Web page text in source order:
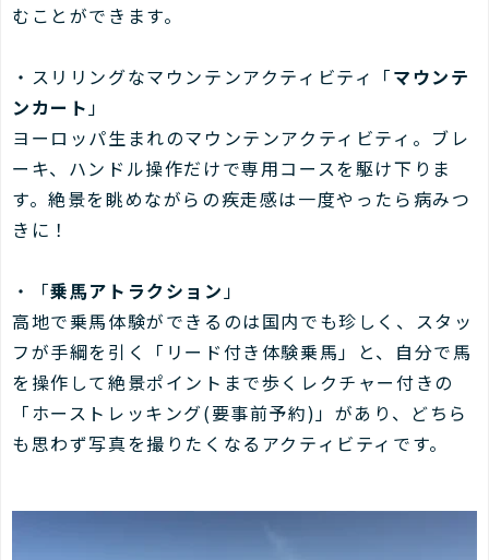
むことができます。
・スリリングなマウンテンアクティビティ「マウンテ
ンカート 」
ヨーロッパ生まれのマウンテンアクティビティ。ブレ
ーキ、ハンドル操作だけで専用コースを駆け下りま
す。絶景を眺めながらの疾走感は一度やったら病みつ
きに！
・「乗馬アトラクション 」
高地で乗馬体験ができるのは国内でも珍しく、スタッ
フが手綱を引く「リード付き体験乗馬」と、自分で馬
を操作して絶景ポイントまで歩くレクチャー付きの
「ホーストレッキング(要事前予約)」があり、どちら
も思わず写真を撮りたくなるアクティビティです。